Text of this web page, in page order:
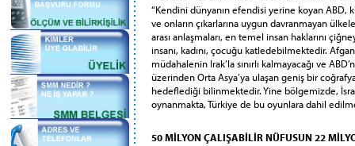
“Kendini dünyanın efendisi yerine koyan ABD,
ve onların çıkarlarına uygun davranmayan
arası anlaşmaları, en temel insan haklarını
insanı, kadını, çocuğu katledebilmektedir.
müdahalenin Irak’la sınırlı kalmayacağı ve
üzerinden Orta Asya’ya ulaşan geniş bir
hedeflediği bilinmektedir. Yine bölgemizde,
oynanmakta, Türkiye de bu oyunlara dahil
50 MİLYON ÇALIŞABİLİR NÜFUSUN 22